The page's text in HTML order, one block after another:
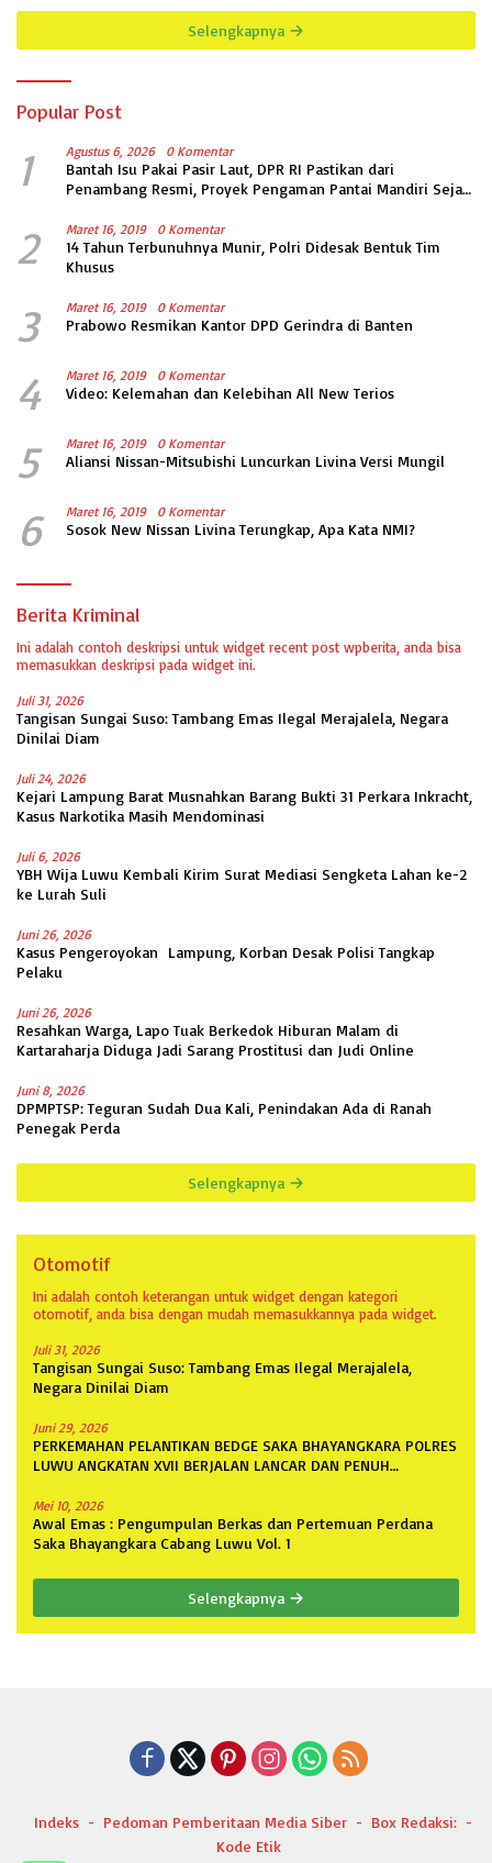
INFORMASI PUBLIK
Selengkapnya
Popular Post
1 Agustus 6, 2026 0 Komentar
Bantah Isu Pakai Pasir Laut, DPR RI Pastikan dari
Penambang Resmi, Proyek Pengaman Pantai Mandiri Sejati
2 Maret 16, 2019 0 Komentar
14 Tahun Terbunuhnya Munir, Polri Didesak Bentuk Tim
Khusus
3 Maret 16, 2019 0 Komentar
Prabowo Resmikan Kantor DPD Gerindra di Banten
4 Maret 16, 2019 0 Komentar
Video: Kelemahan dan Kelebihan All New Terios
5 Maret 16, 2019 0 Komentar
Aliansi Nissan-Mitsubishi Luncurkan Livina Versi Mungil
6 Maret 16, 2019 0 Komentar
Sosok New Nissan Livina Terungkap, Apa Kata NMI?
Berita Kriminal
Ini adalah contoh deskripsi untuk widget recent post wpberita, anda bisa
memasukkan deskripsi pada widget ini.
Juli 31, 2026
Tangisan Sungai Suso: Tambang Emas Ilegal Merajalela, Negara
Dinilai Diam
Juli 24, 2026
Kejari Lampung Barat Musnahkan Barang Bukti 31 Perkara Inkracht,
Kasus Narkotika Masih Mendominasi
Juli 6, 2026
YBH Wija Luwu Kembali Kirim Surat Mediasi Sengketa Lahan ke-2
ke Lurah Suli
Juni 26, 2026
Kasus Pengeroyokan Lampung, Korban Desak Polisi Tangkap
Pelaku
Juni 26, 2026
Resahkan Warga, Lapo Tuak Berkedok Hiburan Malam di
Kartaraharja Diduga Jadi Sarang Prostitusi dan Judi Online
Juni 8, 2026
DPMPTSP: Teguran Sudah Dua Kali, Penindakan Ada di Ranah
Penegak Perda
Selengkapnya
Otomotif
Ini adalah contoh keterangan untuk widget dengan kategori
otomotif, anda bisa dengan mudah memasukkannya pada widget.
Juli 31, 2026
Tangisan Sungai Suso: Tambang Emas Ilegal Merajalela,
Negara Dinilai Diam
Juni 29, 2026
PERKEMAHAN PELANTIKAN BEDGE SAKA BHAYANGKARA POLRES
LUWU ANGKATAN XVII BERJALAN LANCAR DAN PENUH
Mei 10, 2026
Awal Emas : Pengumpulan Berkas dan Pertemuan Perdana
Saka Bhayangkara Cabang Luwu Vol. 1
Selengkapnya
Indeks Pedoman Pemberitaan Media Siber
Box Redaksi:
Kode Etik